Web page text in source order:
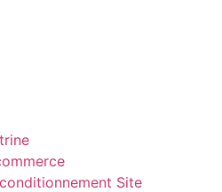
Site